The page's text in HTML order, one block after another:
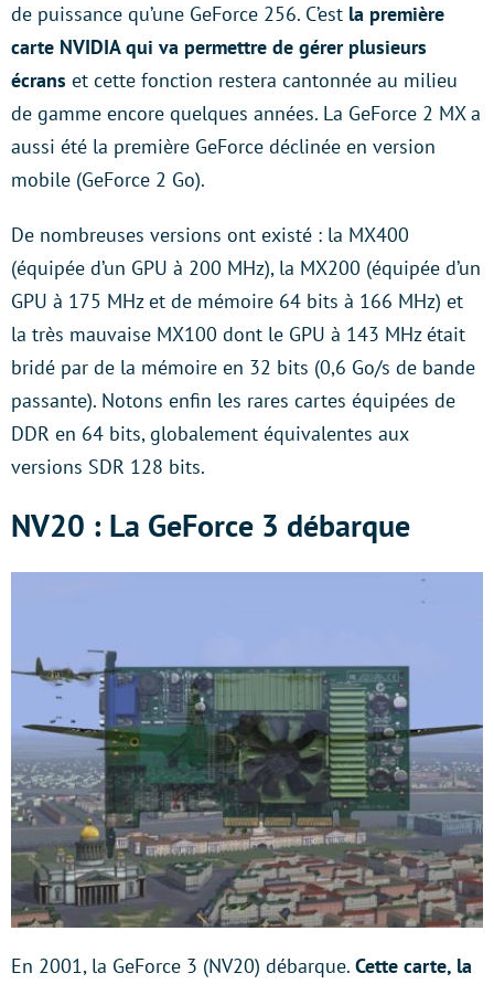
de puissance qu’une GeForce 256. C’est la première
carte NVIDIA qui va permettre de gérer plusieurs
écrans et cette fonction restera cantonnée au milieu
de gamme encore quelques années. La GeForce 2 MX a
aussi été la première GeForce déclinée en version
mobile (GeForce 2 Go).
De nombreuses versions ont existé : la MX400
(équipée d’un GPU à 200 MHz), la MX200 (équipée d’un
GPU à 175 MHz et de mémoire 64 bits à 166 MHz) et
la très mauvaise MX100 dont le GPU à 143 MHz était
bridé par de la mémoire en 32 bits (0,6 Go/s de bande
passante). Notons enfin les rares cartes équipées de
DDR en 64 bits, globalement équivalentes aux
versions SDR 128 bits.
NV20 : La GeForce 3 débarque
En 2001, la GeForce 3 (NV20) débarque. Cette carte, la